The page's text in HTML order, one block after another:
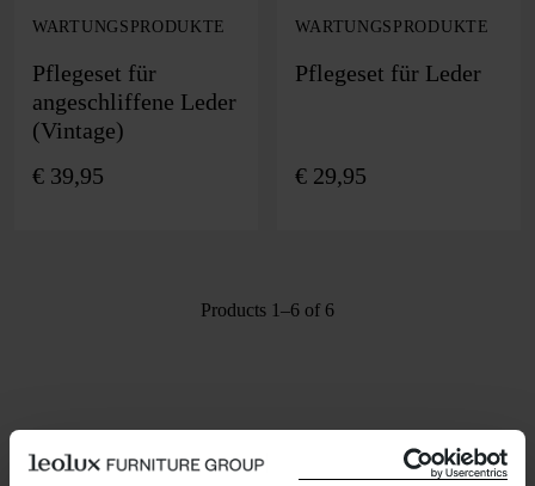
WARTUNGSPRODUKTE
Pflegeset für
angeschliffene Leder
(Vintage)
€ 39,95
WARTUNGSPRODUKTE
Pflegeset für Leder
€ 29,95
Products 1–6 of 6